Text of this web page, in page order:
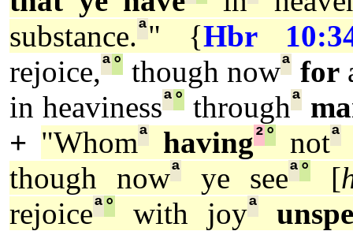
substance.ª" {Hbr
rejoice,ª° though nowª for
in heavinessª° throughª
+ "Whomª having²°notª
though nowª ye seeª° [
rejoiceª° with joyª